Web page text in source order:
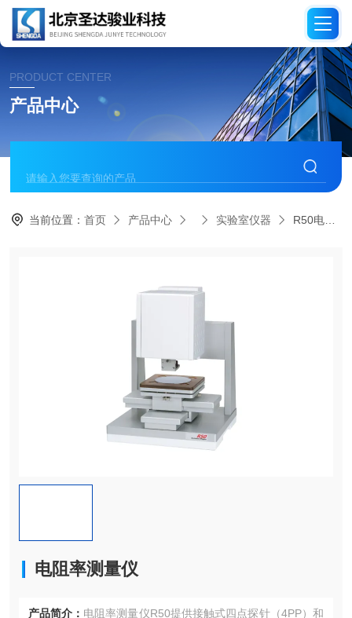
PRODUCT CENTER
产品中心
当前位置：首页 产品中心 实验室仪器 R50电阻率测量仪
电阻率测量仪
产品简介： 电阻率测量仪R50提供接触式四点探针（4PP）和